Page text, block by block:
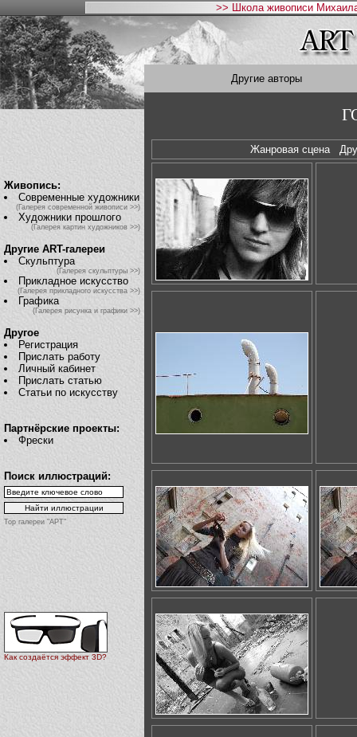
>> Школа живописи
Живопись:
Современные художники
(Галерея современной живописи >>)
Художники прошлого
(Галерея картин художников >>)
Другие ART-галереи
Скульптура
(Галерея скульптуры >>)
Прикладное искусство
(Галерея прикладного искусства >>)
Графика
(Галерея рисунка и графики >>)
Другое
Регистрация
Прислать работу
Личный кабинет
Прислать статью
Статьи по искусству
Партнёрские проекты:
Фрески
Поиск иллюстраций:
Top галереи "АРТ"
Как создаётся эффект 3D?
Другие авторы
Жанровая сцена